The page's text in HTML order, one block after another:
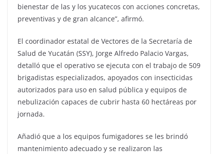
bienestar de las y los yucatecos con acciones concretas,
preventivas y de gran alcance”, afirmó.
El coordinador estatal de Vectores de la Secretaría de
Salud de Yucatán (SSY), Jorge Alfredo Palacio Vargas,
detalló que el operativo se ejecuta con el trabajo de 509
brigadistas especializados, apoyados con insecticidas
autorizados para uso en salud pública y equipos de
nebulización capaces de cubrir hasta 60 hectáreas por
jornada.
Añadió que a los equipos fumigadores se les brindó
mantenimiento adecuado y se realizaron las